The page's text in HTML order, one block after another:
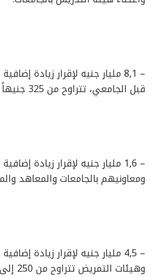
– 8,1 مليار جنيه لإقرار زيادة
قبل الجامعي، تتراوح من 325 جنيهاً إلى 475 جنيهاً.
– 1,6 مليار جنيه لإقرار زيادة
ومعاونيهم بالجامعات والمعاهد
– 4,5 مليار جنيه لإقرار زيادة